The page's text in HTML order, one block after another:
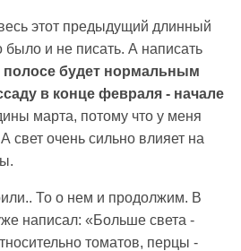
этот предыдущий длинный
и не писать. А написать
полосе будет нормальным
в конце февраля - начале
марта, потому что у меня
очень сильно влияет на
То о нем и продолжим. В
написал: «Больше света -
томатов, перцы -